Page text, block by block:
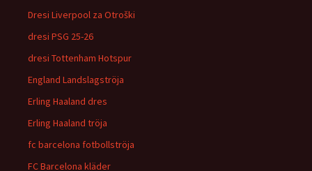
Dresi Liverpool za Otroški
dresi PSG 25-26
dresi Tottenham Hotspur
England Landslagströja
Erling Haaland dres
Erling Haaland tröja
fc barcelona fotbollströja
FC Barcelona kläder